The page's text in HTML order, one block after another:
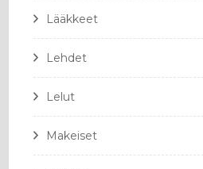
Lääkkeet
Lehdet
Lelut
Makeiset